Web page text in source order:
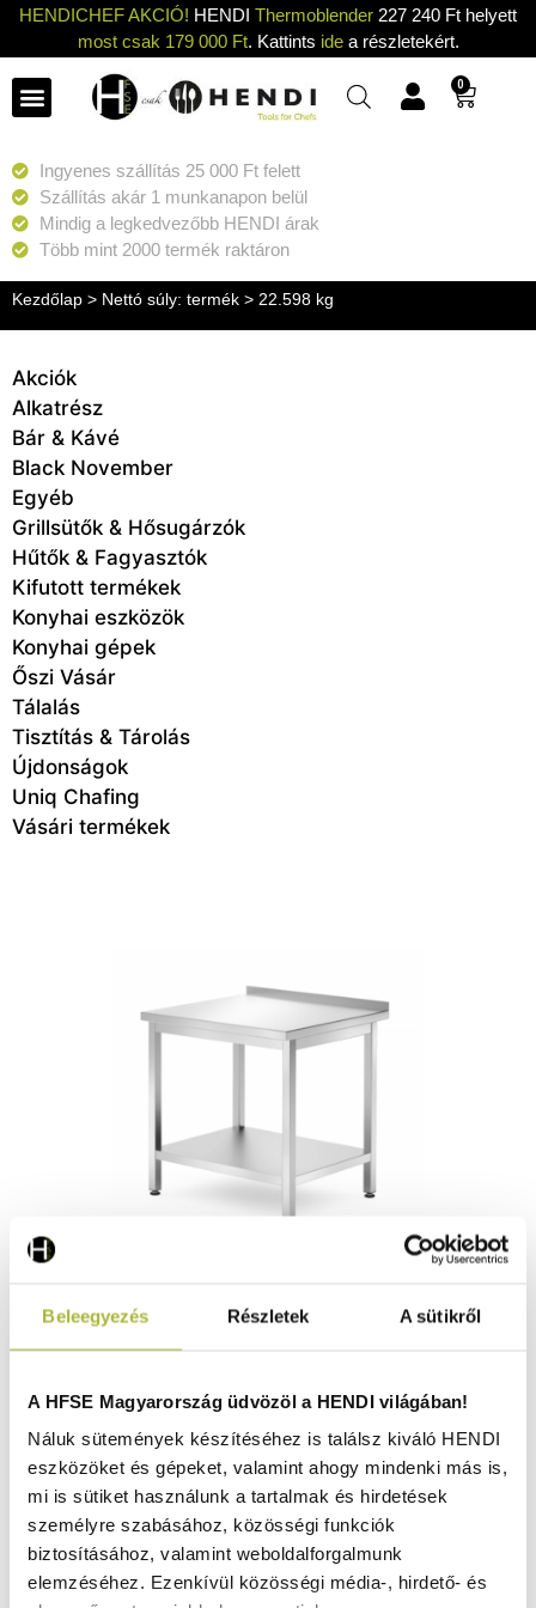
Beleegyezés Részletek A sütikről
A HFSE Magyarország üdvözöl a HENDI világában!
Náluk sütemények készítéséhez is találsz kiváló HENDI
eszközöket és gépeket, valamint ahogy mindenki más is,
mi is sütiket használunk a tartalmak és hirdetések
személyre szabásához, közösségi funkciók
biztosításához, valamint weboldalforgalmunk
elemzéséhez. Ezenkívül közösségi média-, hirdető- és
HENDICHEF AKCIÓ! HENDI Thermoblender 227 240 Ft helyett
most csak 179 000 Ft. Kattints idea részletekért.
0
Ingyenes szállítás 25 000 Ft felett
Szállítás akár 1 munkanapon belül
Mindig a legkedvezőbb HENDI árak
Több mint 2000 termék raktáron
Kezdőlap > Nettó súly: termék > 22.598 kg
Akciók
Alkatrész
Bár & Kávé
Black November
Egyéb
Grillsütők & Hősugárzók
Hűtők & Fagyasztók
Kifutott termékek
Konyhai eszközök
Konyhai gépek
Őszi Vásár
Tálalás
Tisztítás & Tárolás
Újdonságok
Uniq Chafing
Vásári termékek
mélység 700 mm – Kitchen Line – 800x700x(H)850mm -
167.540Ft
(131.921Ft+ ÁFA)
KOSÁRBA